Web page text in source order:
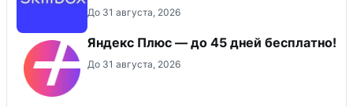
До 31 августа, 2026
Яндекс Плюс — до 45 дней бесплатно!
До 31 августа, 2026